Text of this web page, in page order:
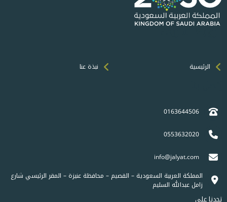
الرئيسية نبذة عنا
0163644506
0553632020
info@jalyat.com
المملكة العربية السعودية – القصيم – محافظة عنيزة – المقر الرئيسي شارع
زامل عبدالله السليم
تجدنا على